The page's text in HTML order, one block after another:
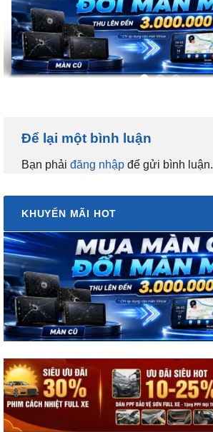
Để lại một bình luận
Bạn phải đăng nhập để gửi bình luận.
KHUYẾN MÃI HOT